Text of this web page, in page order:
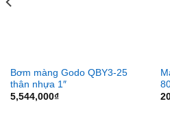
Bơm màng Godo QBY3-25
thân nhựa 1″
5,544,000₫